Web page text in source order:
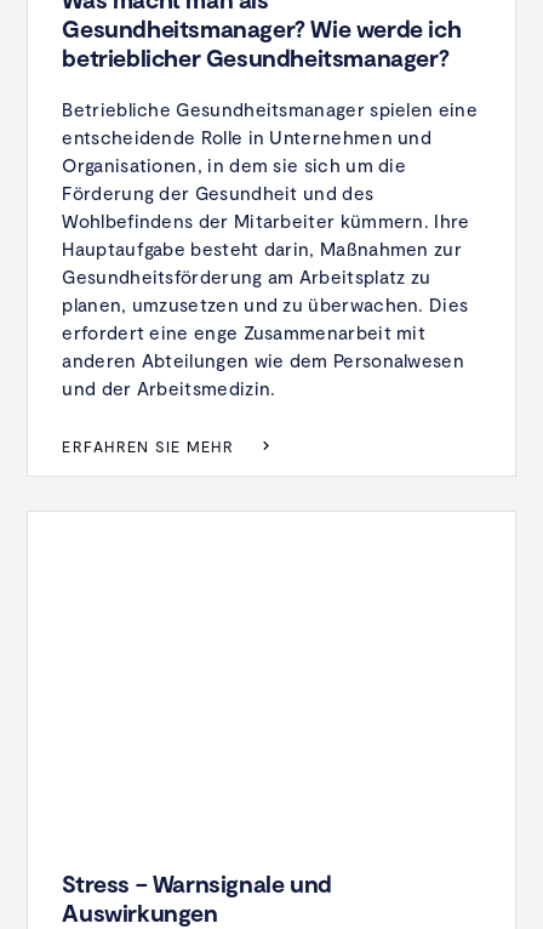
Gesundheitsmanager? Wie werde ich
betrieblicher Gesundheitsmanager?
Betriebliche Gesundheitsmanager spielen eine
entscheidende Rolle in Unternehmen und
Organisationen, in dem sie sich um die
Förderung der Gesundheit und des
Wohlbefindens der Mitarbeiter kümmern. Ihre
Hauptaufgabe besteht darin, Maßnahmen zur
Gesundheitsförderung am Arbeitsplatz zu
planen, umzusetzen und zu überwachen. Dies
erfordert eine enge Zusammenarbeit mit
anderen Abteilungen wie dem Personalwesen
und der Arbeitsmedizin.
ERFAHREN SIE MEHR
Stress – Warnsignale und
Auswirkungen